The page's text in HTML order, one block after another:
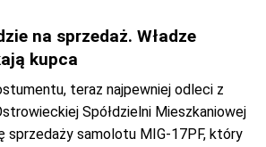
na sprzedaż. Władze
kupca
teraz najpewniej odleci z
Spółdzielni Mieszkaniowej
sprzedaży samolotu MIG-17PF, który